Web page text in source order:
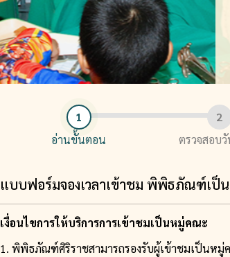
อ่านขั้นตอน ตรวจสอบวั
แบบฟอร์มจองเวลาเข้าชม พิพิธภัณฑ์เป็
เงื่อนไขการให้บริการการเข้าชมเป็นหมู่คณะ
1. พิพิธภัณฑ์ศิริราชสามารถรองรับผู้เข้าชมเป็นหมู่